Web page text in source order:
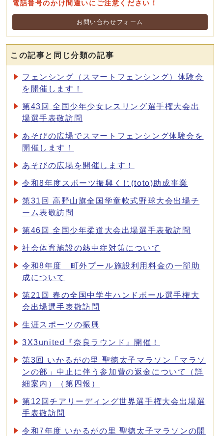
電話番号のかけ間違いにご注意ください！
お問い合わせフォーム
この記事と同じ分類の記事
フェンシング（スマートフェンシング）体験会
を開催します！
第43回 全国少年少女レスリング選手権大会出
場選手表敬訪問
あそびの広場でスマートフェンシング体験会を
開催します！
あそびの広場を開催します！
令和8年度スポーツ振興くじ(toto)助成事業
第31回 高野山旗全国学童軟式野球大会出場チ
ーム表敬訪問
第46回 全国少年柔道大会出場選手表敬訪問
社会体育施設の熱中症対策について
令和8年度 町外プール施設利用料金の一部助
成について
第21回 春の全国中学生ハンドボール選手権大
会出場選手表敬訪問
生涯スポーツの振興
3X3united『奈良ラウンド』開催！
第3回 いかるがの里 聖徳太子マラソン「マラソ
ンの部」中止に伴う参加費の返金について（詳
細案内）（第四報）
第12回チアリーディング世界選手権大会出場選
手表敬訪問
令和7年度 いかるがの里 聖徳太子マラソンの開